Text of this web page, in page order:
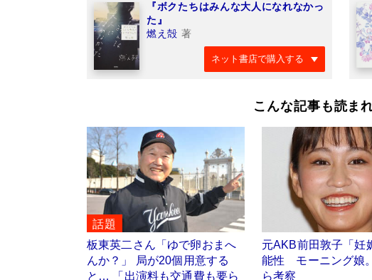
『ボクたちはみんな大人になれなかっ
た』
燃え殻 著
ネット書店で購入する
こんな記事も読ま
話題
板東英二さん「ゆで卵おまへ
んか？」 局が20個用意する
と… 「出演料も交通費も要ら
元AKB前田敦子「妊
能性 モーニング娘
ら考察